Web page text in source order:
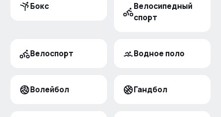
Бокс
Велосипедный
спорт
Велоспорт Водное поло
Волейбол Гандбол